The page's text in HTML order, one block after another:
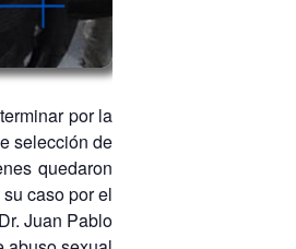
por la
selección de
quedaron
caso por el
Juan Pablo